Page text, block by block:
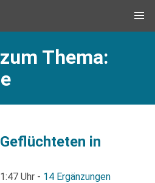
Thema:
in
Uhr - 14 Ergänzungen